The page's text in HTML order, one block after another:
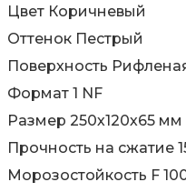
Цвет Коричневый
Оттенок Пестрый
Поверхность
Формат 1 NF
Размер 250х120х65 мм
Прочность на сжатие
Морозостойкость F